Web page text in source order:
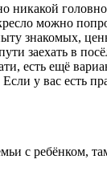
никакой
можно
знакомых,
заехать в
есть ещё
у вас есть
с ребёнком,